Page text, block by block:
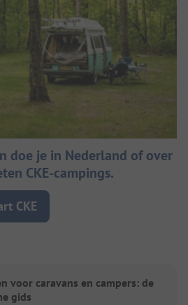
doe je in Nederland of over
CKE-campings.
CKE
voor caravans en campers: de
gids